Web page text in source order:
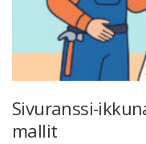
Sivuranssi-
mallit